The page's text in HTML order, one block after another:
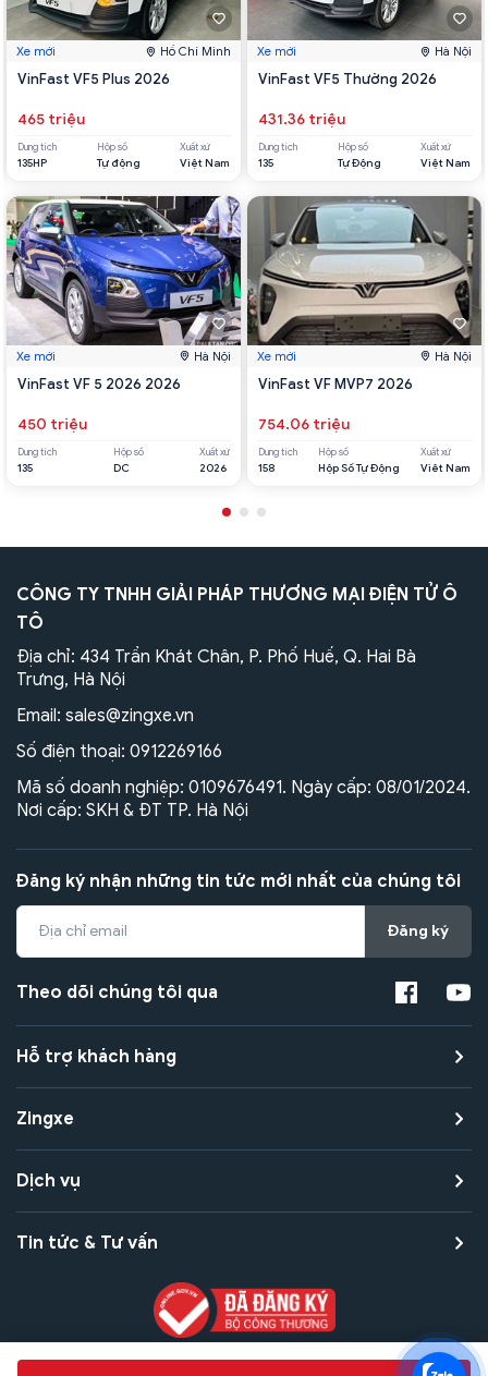
Xe mới Hồ Chí Minh
VinFast VF5 Plus 2026
465 triệu
Dung tích
135HP
Hộp số
Tự động
Xuất xứ
Việt Nam
Xe mới Hà Nội
VinFast VF 5 2026 2026
450 triệu
Dung tích
135
Hộp số
DC
Xuất xứ
2026
Xe mới Hà Nội
VinFast VF5 Thường 2026
431.36 triệu
Dung tích
135
Hộp số
Tự Động
Xuất xứ
Việt Nam
Xe mới Hà Nội
VinFast VF MVP7 2026
754.06 triệu
Dung tích
158
Hộp số
Hộp Số Tự Động
Xuất xứ
Viêt Nam
CÔNG TY TNHH GIẢI PHÁP THƯƠNG MẠI ĐIỆN TỬ Ô
TÔ
Địa chỉ: 434 Trần Khát Chân, P. Phố Huế, Q. Hai Bà
Trưng, Hà Nội
Email: sales@zingxe.vn
Số điện thoại: 0912269166
Mã số doanh nghiệp: 0109676491. Ngày cấp: 08/01/2024.
Nơi cấp: SKH & ĐT TP. Hà Nội
Đăng ký nhận những tin tức mới nhất của chúng tôi
Đăng ký
Theo dõi chúng tôi qua
Hỗ trợ khách hàng
Zingxe
Dịch vụ
Tin tức & Tư vấn